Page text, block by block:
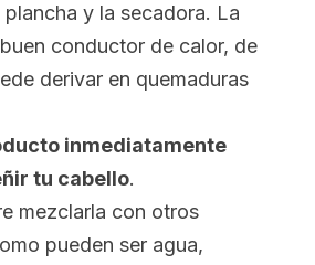
plancha y la secadora. La
conductor de calor, de
derivar en quemaduras
inmediatamente
tu cabello.
mezclarla con otros
pueden ser agua,